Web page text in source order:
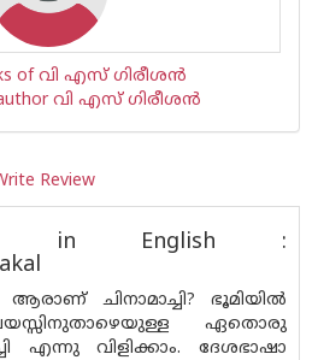
of വി എസ് ഗിരീശൻ
author വി എസ് ഗിരീശൻ
Review
in English :
ആരാണ് ചിനാമാച്ചി? ഭൂമിയിൽ
ഏതൊരു
എന്നു വിളിക്കാം. ദേശഭാഷാ